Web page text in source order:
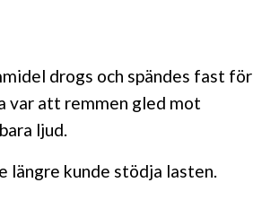
drogs och spändes fast för
var att remmen gled mot
ljud.
längre kunde stödja lasten.